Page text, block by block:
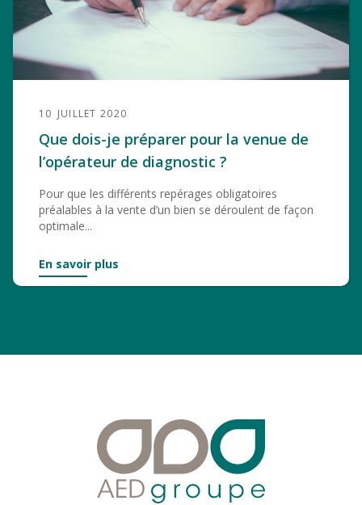
10 JUILLET 2020
Que dois-je préparer pour la venue de
l’opérateur de diagnostic ?
Pour que les différents repérages obligatoires
préalables à la vente d’un bien se déroulent de façon
optimale...
En savoir plus